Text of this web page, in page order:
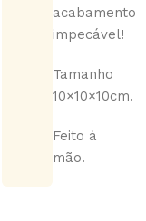
acabamento
impecável!
Tamanho
10×10×10cm.
Feito à
mão.